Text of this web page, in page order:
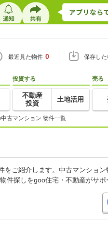
最近見た物件 0 保存し
投資する
不動産
投資
土地活用
売る
古マンション 物件一覧
ご紹介します。中古マンショ
件探しをgoo住宅・不動産がサポ